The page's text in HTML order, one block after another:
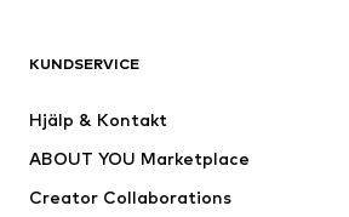
Nytt
Shirts & toppar
Jackor
Underkläder
KUNDSERVICE
Hjälp & Kontakt
ABOUT YOU Marketplace
Creator Collaborations